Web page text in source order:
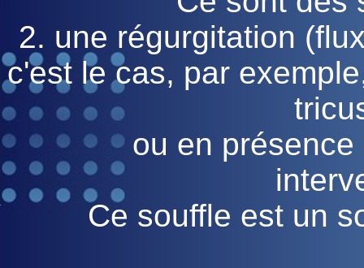
2. une régurgitation
c'est le cas, par
ou en
Ce souffle est un